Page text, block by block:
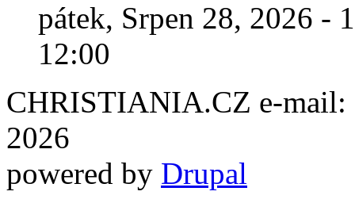
pátek, Srpen 28, 2026 -
12:00
CHRISTIANIA.CZ e-mail:
2026
powered by Drupal